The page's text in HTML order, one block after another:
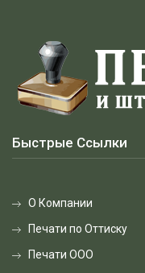
Быстрые Ссылки
О Компании
Печати по Оттиску
Печати ООО